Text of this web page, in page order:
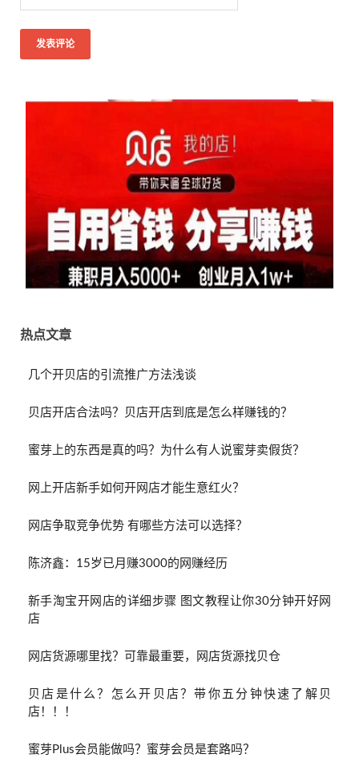
热点文章
几个开贝店的引流推广方法浅谈
贝店开店合法吗？贝店开店到底是怎么样赚钱的？
蜜芽上的东西是真的吗？为什么有人说蜜芽卖假货？
网上开店新手如何开网店才能生意红火？
网店争取竞争优势 有哪些方法可以选择？
陈济鑫：15岁已月赚3000的网赚经历
新手淘宝开网店的详细步骤 图文教程让你30分钟开好网
店
网店货源哪里找？可靠最重要，网店货源找贝仓
贝店是什么？怎么开贝店？带你五分钟快速了解贝
店！！！
蜜芽Plus会员能做吗？蜜芽会员是套路吗？